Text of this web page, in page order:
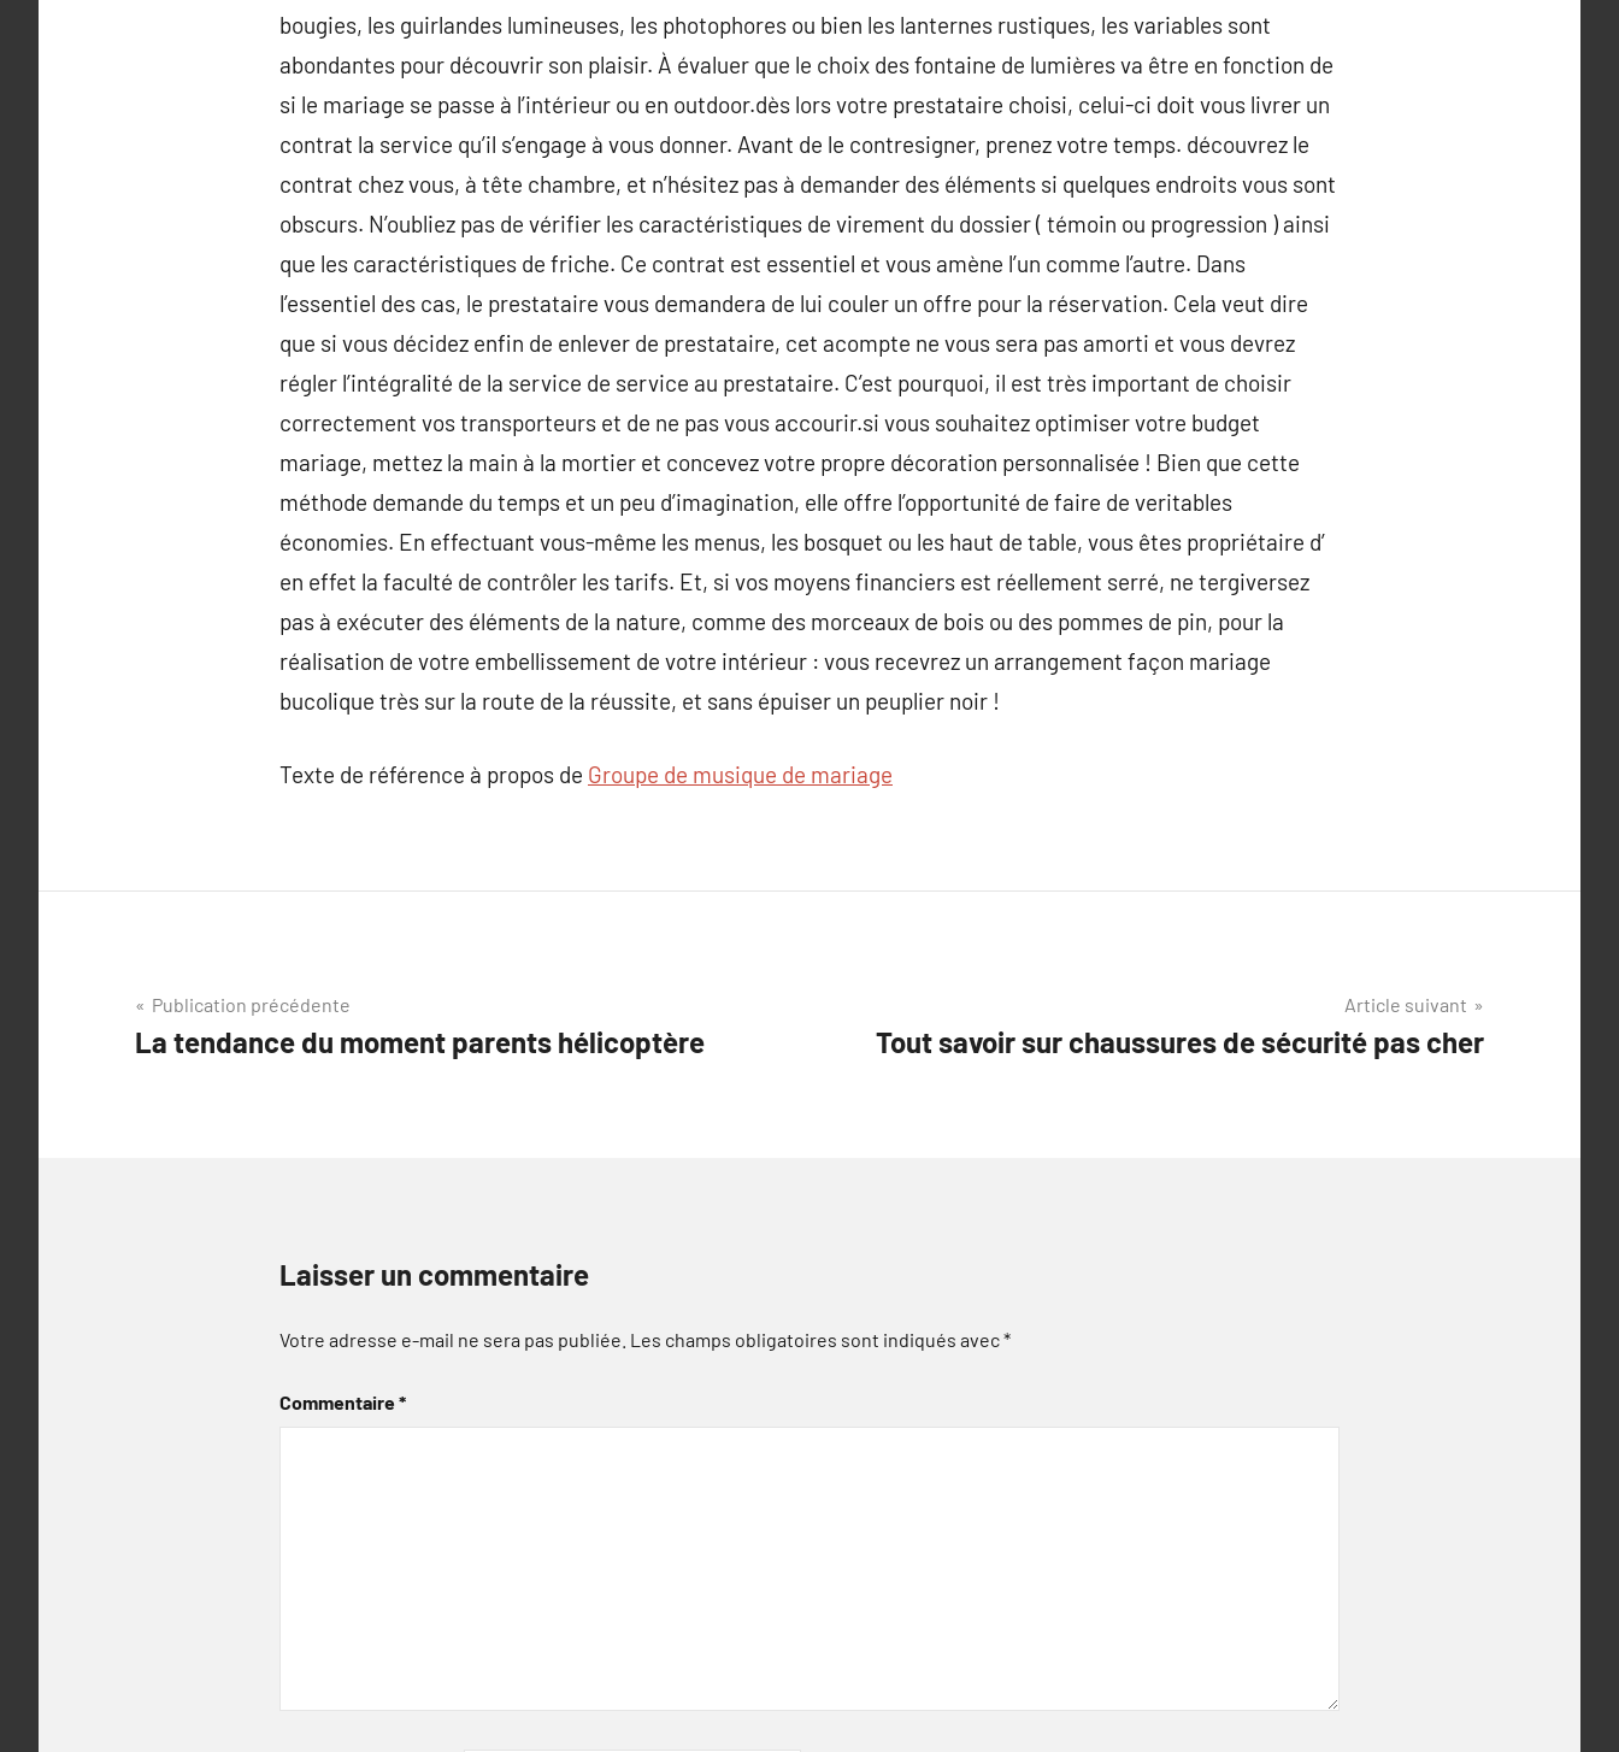
bougies, les guirlandes lumineuses, les photophores ou bien les lanternes rustiques, les variables sont
abondantes pour découvrir son plaisir. À évaluer que le choix des fontaine de lumières va être en fonction de
si le mariage se passe à l’intérieur ou en outdoor.dès lors votre prestataire choisi, celui-ci doit vous livrer un
contrat la service qu’il s’engage à vous donner. Avant de le contresigner, prenez votre temps. découvrez le
contrat chez vous, à tête chambre, et n’hésitez pas à demander des éléments si quelques endroits vous sont
obscurs. N’oubliez pas de vérifier les caractéristiques de virement du dossier ( témoin ou progression ) ainsi
que les caractéristiques de friche. Ce contrat est essentiel et vous amène l’un comme l’autre. Dans
l’essentiel des cas, le prestataire vous demandera de lui couler un offre pour la réservation. Cela veut dire
que si vous décidez enfin de enlever de prestataire, cet acompte ne vous sera pas amorti et vous devrez
régler l’intégralité de la service de service au prestataire. C’est pourquoi, il est très important de choisir
correctement vos transporteurs et de ne pas vous accourir.si vous souhaitez optimiser votre budget
mariage, mettez la main à la mortier et concevez votre propre décoration personnalisée ! Bien que cette
méthode demande du temps et un peu d’imagination, elle offre l’opportunité de faire de veritables
économies. En effectuant vous-même les menus, les bosquet ou les haut de table, vous êtes propriétaire d’
en effet la faculté de contrôler les tarifs. Et, si vos moyens financiers est réellement serré, ne tergiversez
pas à exécuter des éléments de la nature, comme des morceaux de bois ou des pommes de pin, pour la
réalisation de votre embellissement de votre intérieur : vous recevrez un arrangement façon mariage
bucolique très sur la route de la réussite, et sans épuiser un peuplier noir !
Texte de référence à propos de Groupe de musique de mariage
Navigation
de
Publication précédente
La tendance du moment parents hélicoptère
Article suivant
Tout savoir sur chaussures de sécurité pas cher
Laisser un commentaire
Votre adresse e-mail ne sera pas publiée. Les champs obligatoires sont indiqués avec*
Commentaire*